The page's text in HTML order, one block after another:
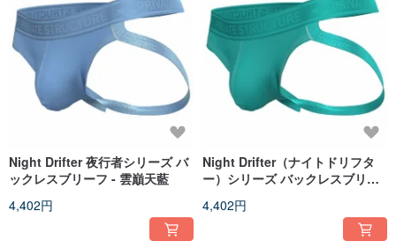
スローガン
自信を高める
Night Drifter 夜行者シリーズ バ
ックレスブリーフ - 雲巔天藍
4,402円
Night Drifter（ナイトドリフタ
ー）シリーズ バックレスブリー
4,402円